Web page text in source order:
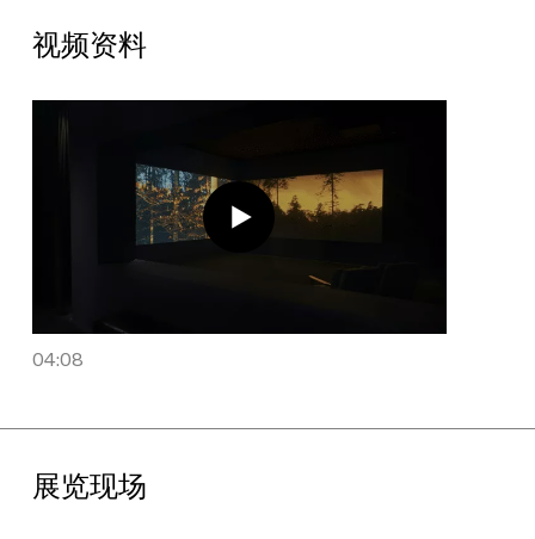
而刘诗园往往在兼顾全球化语境中伦理问题之复杂性的同时，通过
Green Blanket Dream
动地描绘出生命的跳动息止与世界脉搏的全然并进，以女性主义态
度诉说着她对人和环境互相牵动的情感关照的感知；刘诗园与柯瑞
谦联合创作的场域特定装置作品《从无论何物到幸福》（
Whatever To Happiness
活美术馆空间，通过创造出一片想象的林中栖息之地，为观者带来
“心灵优化”侧重通过两位艺术家本身的创作中对当代世界的深刻洞
造，试图反观我们赖以生存的世界之形态。
视频资料
04:08
展览现场